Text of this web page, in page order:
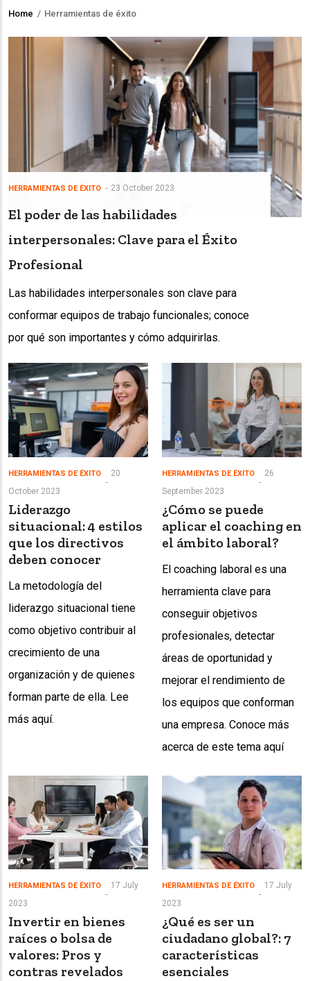
Breadcrumb
Home / Herramientas de éxito
HERRAMIENTAS DE ÉXITO 23 October 2023
El poder de las habilidades
interpersonales: Clave para el Éxito
Profesional
Las habilidades interpersonales son clave para
conformar equipos de trabajo funcionales; conoce
por qué son importantes y cómo adquirirlas.
HERRAMIENTAS DE ÉXITO
20
October 2023
Liderazgo
situacional: 4 estilos
que los directivos
deben conocer
La metodología del
liderazgo situacional tiene
como objetivo contribuir al
crecimiento de una
organización y de quienes
forman parte de ella. Lee
más aquí.
HERRAMIENTAS DE ÉXITO
26
September 2023
¿Cómo se puede
aplicar el coaching en
el ámbito laboral?
El coaching laboral es una
herramienta clave para
conseguir objetivos
profesionales, detectar
áreas de oportunidad y
mejorar el rendimiento de
los equipos que conforman
una empresa. Conoce más
acerca de este tema aquí
HERRAMIENTAS DE ÉXITO
17 July
2023
Invertir en bienes
raíces o bolsa de
valores: Pros y
contras revelados
HERRAMIENTAS DE ÉXITO
17 July
2023
¿Qué es ser un
ciudadano global?: 7
características
esenciales